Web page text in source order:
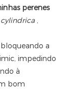
perenes
,
a
impedindo
à
bom